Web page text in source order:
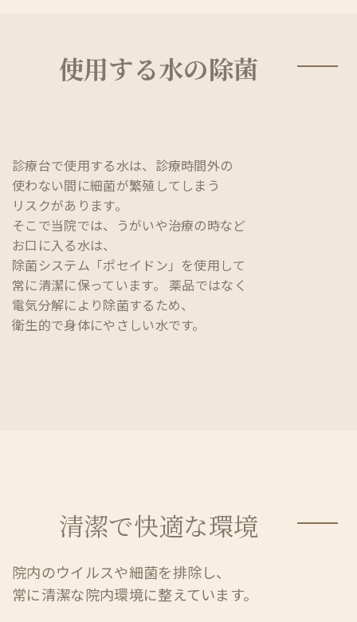
使用する水の除菌
診療台で使用する水は、診療時間外の
使わない間に細菌が繁殖してしまう
リスクがあります。
そこで当院では、うがいや治療の時など
お口に入る水は、
除菌システム「ポセイドン」を使用して
常に清潔に保っています。 薬品ではなく
電気分解により除菌するため、
衛生的で身体にやさしい水です。
清潔で快適な環境
院内のウイルスや細菌を排除し、
常に清潔な院内環境に整えています。